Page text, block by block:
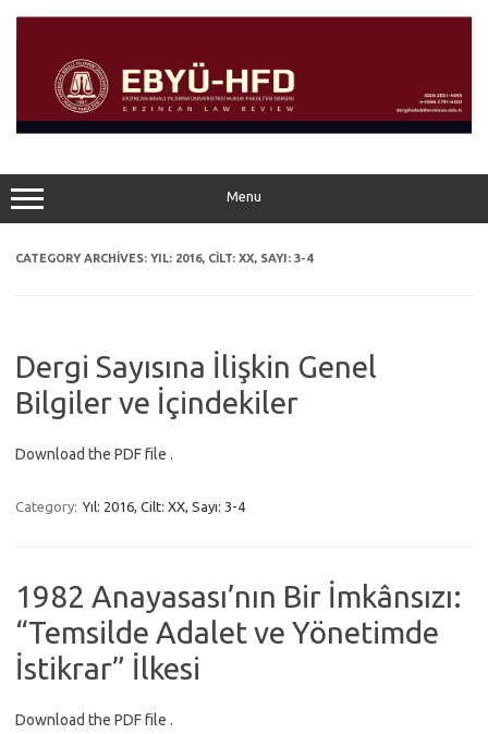
content
Menu
CATEGORY ARCHIVES: YIL: 2016, CILT: XX, SAYI: 3-4
Dergi Sayısına İlişkin Genel
Bilgiler ve İçindekiler
Download the PDF file .
Category: Yıl: 2016, Cilt: XX, Sayı: 3-4
1982 Anayasası’nın Bir İmkânsızı:
“Temsilde Adalet ve Yönetimde
İstikrar” İlkesi
Download the PDF file .